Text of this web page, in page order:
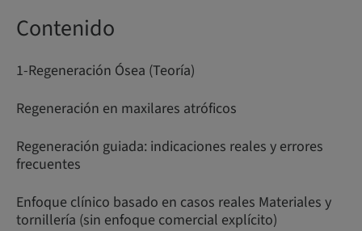
Contenido
1-Regeneración Ósea (Teoría)
Regeneración en maxilares atróficos
Regeneración guiada: indicaciones reales y errores
frecuentes
Enfoque clínico basado en casos reales Materiales y
tornillería (sin enfoque comercial explícito)